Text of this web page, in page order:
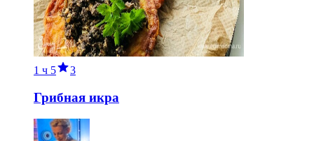
1 ч 5 3
Грибная икра